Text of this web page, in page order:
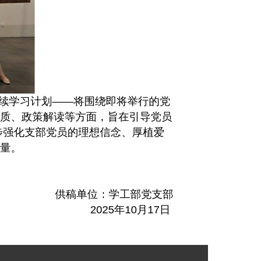
学习计划——将围绕即将举行的党
、政策解读等方面，旨在引导党员
化支部党员的理想信念、厚植爱
。
供稿单位：学工部党支部
2025年10月17日